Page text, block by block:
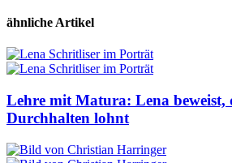
ähnliche Artikel
Lehre mit Matura: Lena beweist,
Durchhalten lohnt